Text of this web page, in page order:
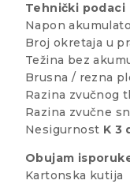
Tehnički podaci
Napon
Broj okretaja u
Težina bez
Brusna / rezna
Razina zvučnog
Razina zvučne
Nesigurnost K 3
Obujam
Kartonska kutija